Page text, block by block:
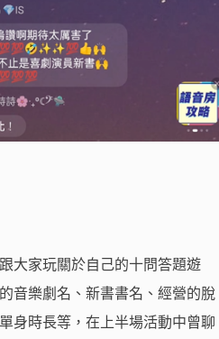
大家玩關於自己的十問答題遊
音樂劇名、新書書名、經營的脫
身時長等，在上半場活動中曾聊